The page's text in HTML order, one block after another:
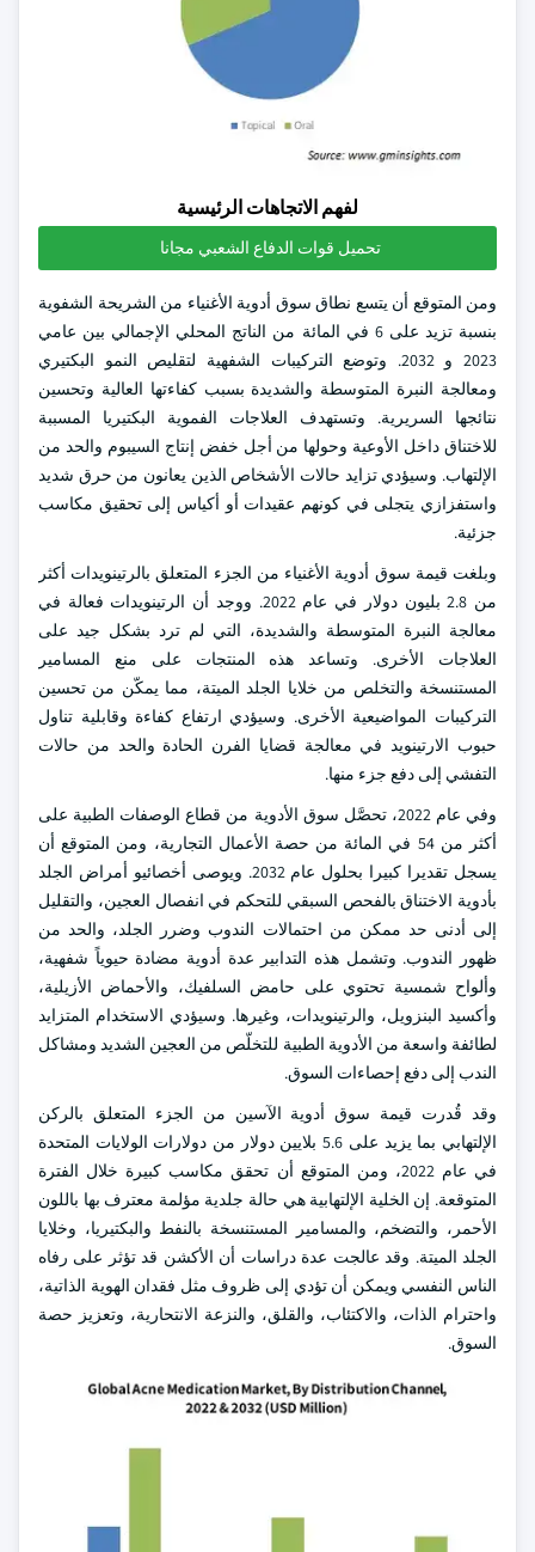
لفهم الاتجاهات الرئيسية
تحميل قوات الدفاع الشعبي مجانا
ومن المتوقع أن يتسع نطاق سوق أدوية الأغنياء من الشريحة الشفوية
بنسبة تزيد على 6 في المائة من الناتج المحلي الإجمالي بين عامي
2023 و 2032. وتوضع التركيبات الشفهية لتقليص النمو البكتيري
ومعالجة النبرة المتوسطة والشديدة بسبب كفاءتها العالية وتحسين
نتائجها السريرية. وتستهدف العلاجات الفموية البكتيريا المسببة
للاختناق داخل الأوعية وحولها من أجل خفض إنتاج السيبوم والحد من
الإلتهاب. وسيؤدي تزايد حالات الأشخاص الذين يعانون من حرق شديد
واستفزازي يتجلى في كونهم عقيدات أو أكياس إلى تحقيق مكاسب
جزئية.
وبلغت قيمة سوق أدوية الأغنياء من الجزء المتعلق بالرتينويدات أكثر
من 2.8 بليون دولار في عام 2022. ووجد أن الرتينويدات فعالة في
معالجة النبرة المتوسطة والشديدة، التي لم ترد بشكل جيد على
العلاجات الأخرى. وتساعد هذه المنتجات على منع المسامير
المستنسخة والتخلص من خلايا الجلد الميتة، مما يمكّن من تحسين
التركيبات المواضيعية الأخرى. وسيؤدي ارتفاع كفاءة وقابلية تناول
حبوب الارتينويد في معالجة قضايا الفرن الحادة والحد من حالات
التفشي إلى دفع جزء منها.
وفي عام 2022، تحصَّل سوق الأدوية من قطاع الوصفات الطبية على
أكثر من 54 في المائة من حصة الأعمال التجارية، ومن المتوقع أن
يسجل تقديرا كبيرا بحلول عام 2032. ويوصى أخصائيو أمراض الجلد
بأدوية الاختناق بالفحص السبقي للتحكم في انفصال العجين، والتقليل
إلى أدنى حد ممكن من احتمالات الندوب وضرر الجلد، والحد من
ظهور الندوب. وتشمل هذه التدابير عدة أدوية مضادة حيوياً شفهية،
وألواح شمسية تحتوي على حامض السلفيك، والأحماض الأزيلية،
وأكسيد البنزويل، والرتينويدات، وغيرها. وسيؤدي الاستخدام المتزايد
لطائفة واسعة من الأدوية الطبية للتخلّص من العجين الشديد ومشاكل
الندب إلى دفع إحصاءات السوق.
وقد قُدرت قيمة سوق أدوية الآسين من الجزء المتعلق بالركن
الإلتهابي بما يزيد على 5.6 بلايين دولار من دولارات الولايات المتحدة
في عام 2022، ومن المتوقع أن تحقق مكاسب كبيرة خلال الفترة
المتوقعة. إن الخلية الإلتهابية هي حالة جلدية مؤلمة معترف بها باللون
الأحمر، والتضخم، والمسامير المستنسخة بالنفط والبكتيريا، وخلايا
الجلد الميتة. وقد عالجت عدة دراسات أن الأكشن قد تؤثر على رفاه
الناس النفسي ويمكن أن تؤدي إلى ظروف مثل فقدان الهوية الذاتية،
واحترام الذات، والاكتئاب، والقلق، والنزعة الانتحارية، وتعزيز حصة
السوق.